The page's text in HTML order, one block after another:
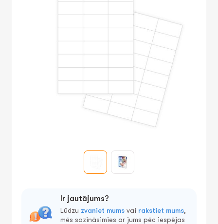
Ir jautājums?
Lūdzu zvaniet mums vai rakstiet mums,
mēs sazināsimies ar jums pēc iespējas